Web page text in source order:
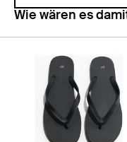
Wie wären es